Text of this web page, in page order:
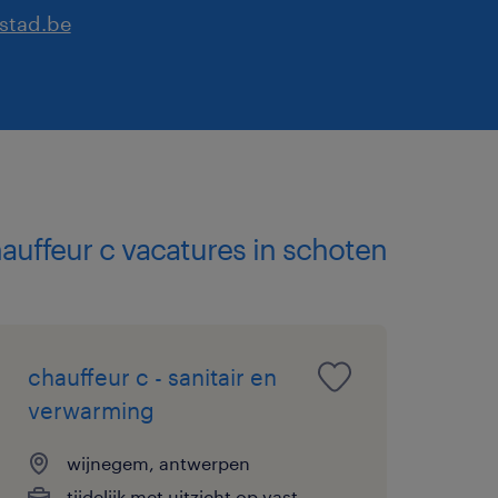
c vacatures in schoten
chauffeur c - sanitair en
verwarming
wijnegem, antwerpen